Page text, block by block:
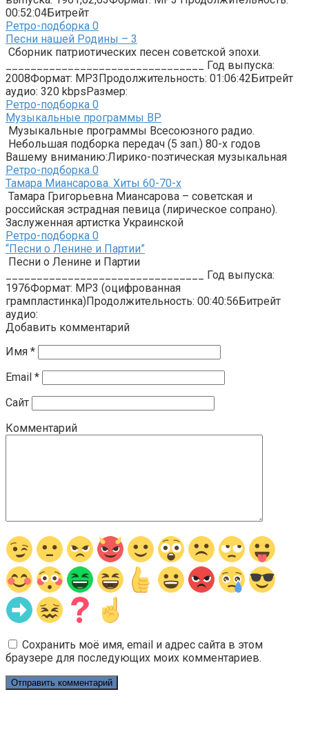
00:52:04Битрейт
Ретро-подборка 0
Песни нашей Родины – 3
Сборник патриотических песен советской эпохи.
________________________________ Год выпуска:
2008Формат: MP3Продолжительность: 01:06:42Битрейт
аудио: 320 kbpsРазмер:
Ретро-подборка 0
Музыкальные программы ВР
Музыкальные программы Всесоюзного радио.
Небольшая подборка передач (5 зап.) 80-х годов
Вашему вниманию:Лирико-поэтическая музыкальная
Ретро-подборка 0
Тамара Миансарова. Хиты 60-70-х
Тамара Григорьевна Миансарова – советская и
российская эстрадная певица (лирическое сопрано).
Заслуженная артистка Украинской
Ретро-подборка 0
“Песни о Ленине и Партии”
Песни о Ленине и Партии
________________________________ Год выпуска:
1976Формат: MP3 (оцифрованная
грампластинка)Продолжительность: 00:40:56Битрейт
аудио:
Добавить комментарий
Имя *
Email *
Сайт
Комментарий
Сохранить моё имя, email и адрес сайта в этом
браузере для последующих моих комментариев.